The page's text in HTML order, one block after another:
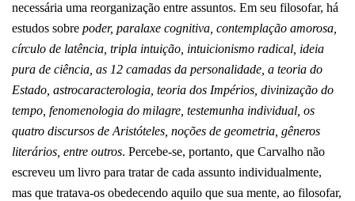
necessária uma reorganização entre assuntos. Em seu filosofar, há
estudos sobre poder, paralaxe cognitiva, contemplação amorosa,
círculo de latência, tripla intuição, intuicionismo radical, ideia
pura de ciência, as 12 camadas da personalidade, a teoria do
Estado, astrocaracterologia, teoria dos Impérios, divinização do
tempo, fenomenologia do milagre, testemunha individual, os
quatro discursos de Aristóteles, noções de geometria, gêneros
literários, entre outros. Percebe-se, portanto, que Carvalho não
escreveu um livro para tratar de cada assunto individualmente,
mas que tratava-os obedecendo aquilo que sua mente, ao filosofar,